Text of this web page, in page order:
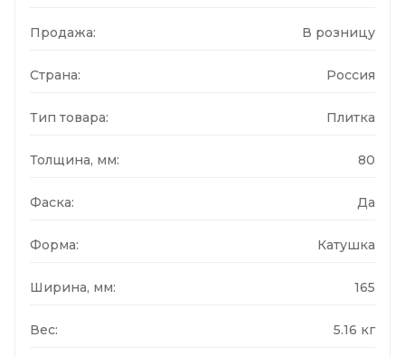
Продажа: В розницу
Страна: Россия
Тип товара: Плитка
Толщина, мм: 80
Фаска: Да
Форма: Катушка
Ширина, мм: 165
Вес: 5.16 кг